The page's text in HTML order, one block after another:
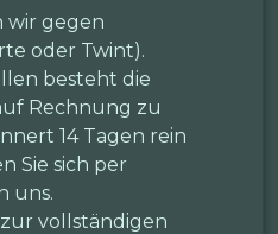
wir gegen
oder Twint).
besteht die
Rechnung zu
14 Tagen rein
Sie sich per
uns.
vollständigen